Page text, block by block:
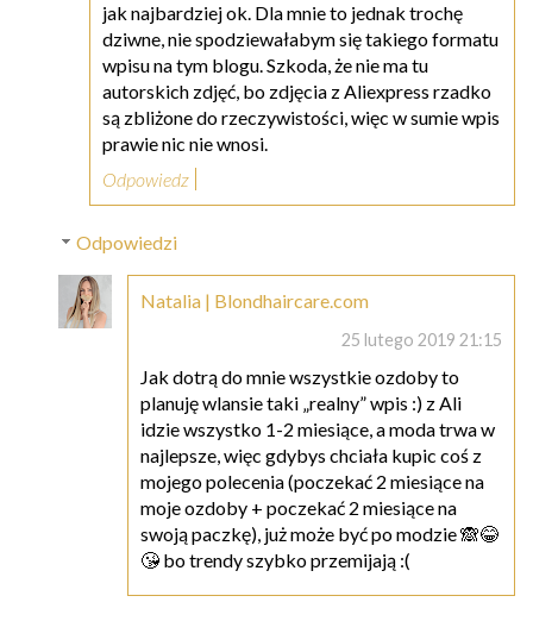
jak najbardziej ok. Dla mnie to jednak trochę
dziwne, nie spodziewałabym się takiego formatu
wpisu na tym blogu. Szkoda, że nie ma tu
autorskich zdjęć, bo zdjęcia z Aliexpress rzadko
są zbliżone do rzeczywistości, więc w sumie wpis
prawie nic nie wnosi.
Odpowiedz
Odpowiedzi
Natalia | Blondhaircare.com
25 lutego 2019 21:15
Jak dotrą do mnie wszystkie ozdoby to
planuję wlansie taki „realny” wpis :) z Ali
idzie wszystko 1-2 miesiące, a moda trwa w
najlepsze, więc gdybys chciała kupic coś z
mojego polecenia (poczekać 2 miesiące na
moje ozdoby + poczekać 2 miesiące na
swoją paczkę), już może być po modzie 🙈😂
😘 bo trendy szybko przemijają :(